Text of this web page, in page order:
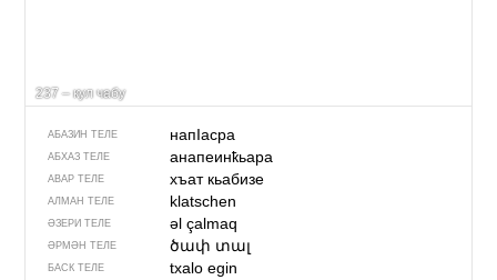
237 – кул чабу
АБАЗИН ТЕЛЕ напIасра
АБХАЗ ТЕЛЕ анапеинҟьара
АВАР ТЕЛЕ хъат кьабизе
АЛМАН ТЕЛЕ klatschen
ӘЗЕРИ ТЕЛЕ əl çalmaq
ӘРМӘН ТЕЛЕ ծափ տալ
БАСК ТЕЛЕ txalo egin